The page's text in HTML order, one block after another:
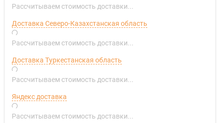
Рассчитываем стоимость доставки...
Доставка Северо-Казахстанская область
Рассчитываем стоимость доставки...
Доставка Туркестанская область
Рассчитываем стоимость доставки...
Яндекс доставка
Рассчитываем стоимость доставки...